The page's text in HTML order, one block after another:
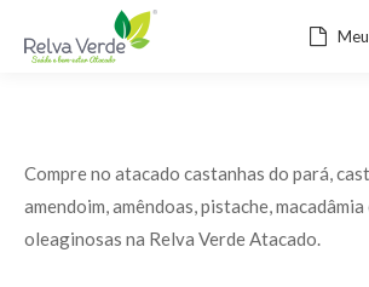
Compre no atacado castanhas do pará,
amendoim, amêndoas, pistache,
oleaginosas na Relva Verde Atacado.